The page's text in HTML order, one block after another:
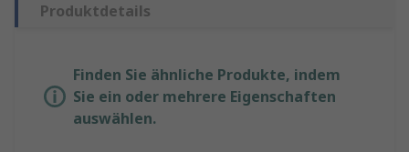
Produktdetails
Finden Sie ähnliche Produkte, indem
Sie ein oder mehrere Eigenschaften
auswählen.